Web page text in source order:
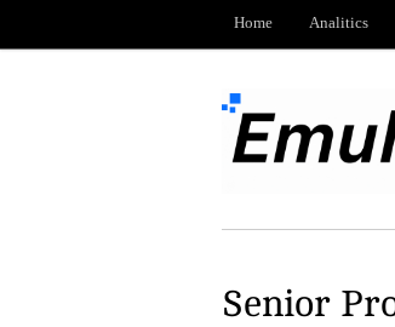
Home Analitics
Senior